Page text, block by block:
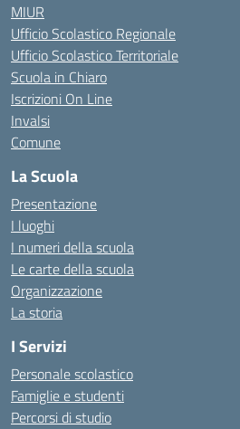
MIUR
Ufficio Scolastico Regionale
Ufficio Scolastico Territoriale
Scuola in Chiaro
Iscrizioni On Line
Invalsi
Comune
La Scuola
Presentazione
I luoghi
I numeri della scuola
Le carte della scuola
Organizzazione
La storia
I Servizi
Personale scolastico
Famiglie e studenti
Percorsi di studio